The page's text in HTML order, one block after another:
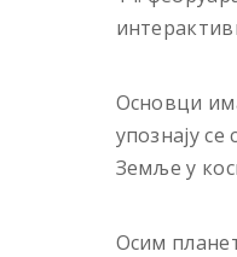
Основци
упознаjу
Земље у
Осим